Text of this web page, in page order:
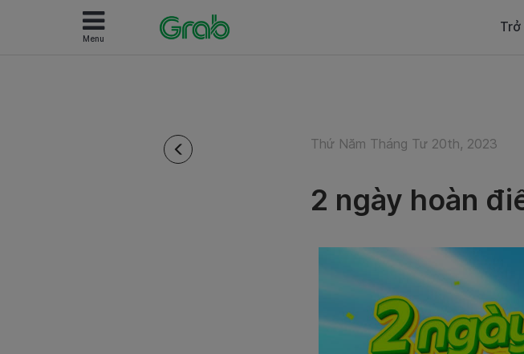
Menu
Thứ Năm Tháng Tư 20th, 2023
2 ngày hoàn